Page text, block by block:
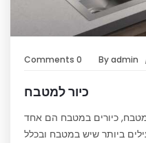
Byadmin
0 Comments
כיור למטבח
כיורים במטבח הם אחד
ביותר שיש במטבח ובכלל